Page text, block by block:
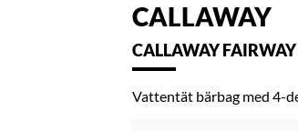
CALLAWAY
CALLAWAY
Vattentät bärbag med 4-